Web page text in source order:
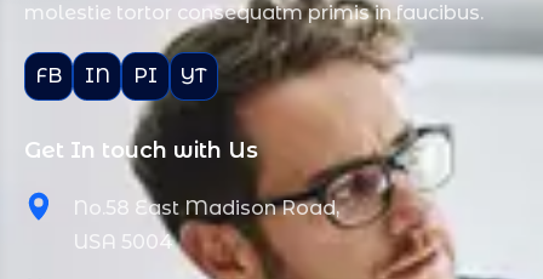
molestie tortor consequatm primis in faucibus.
FB IN PI YT
Get In touch with Us
No.58 East Madison Road,
USA 5004